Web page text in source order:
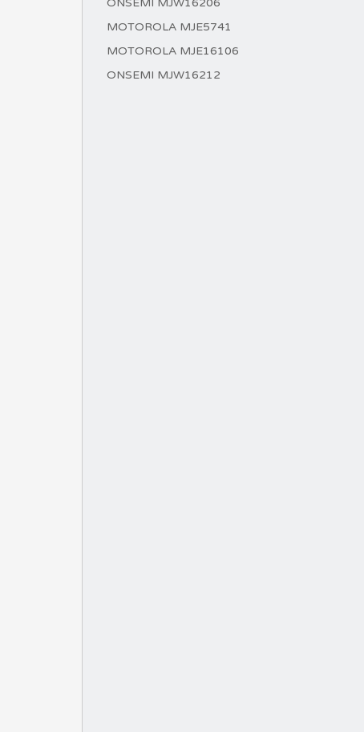
ONSEMI MJW16206
MOTOROLA MJE5741
MOTOROLA MJE16106
ONSEMI MJW16212